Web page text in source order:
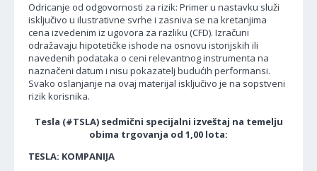
Odricanje od odgovornosti za rizik: Primer u nastavku služi
isključivo u ilustrativne svrhe i zasniva se na kretanjima
cena izvedenim iz ugovora za razliku (CFD). Izračuni
odražavaju hipotetičke ishode na osnovu istorijskih ili
navedenih podataka o ceni relevantnog instrumenta na
naznačeni datum i nisu pokazatelj budućih performansi.
Svako oslanjanje na ovaj materijal isključivo je na sopstveni
rizik korisnika.
Tesla (#TSLA) sedmični specijalni izveštaj na temelju
obima trgovanja od 1,00 lota:
TESLA: KOMPANIJA